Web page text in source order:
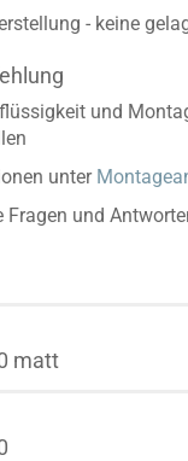
- keine
und
unter
Fragen und
matt